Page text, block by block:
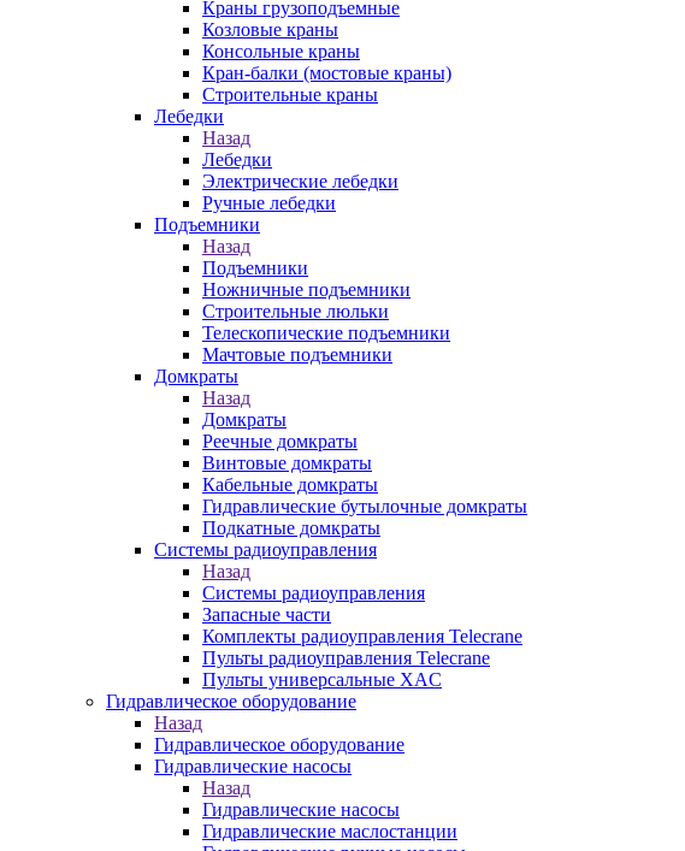
Краны грузоподъемные
Козловые краны
Консольные краны
Кран-балки (мостовые краны)
Строительные краны
Лебедки
Назад
Лебедки
Электрические лебедки
Ручные лебедки
Подъемники
Назад
Подъемники
Ножничные подъемники
Строительные люльки
Телескопические подъемники
Мачтовые подъемники
Домкраты
Назад
Домкраты
Реечные домкраты
Винтовые домкраты
Кабельные домкраты
Гидравлические бутылочные домкраты
Подкатные домкраты
Системы радиоуправления
Назад
Системы радиоуправления
Запасные части
Комплекты радиоуправления Telecrane
Пульты радиоуправления Telecrane
Пульты универсальные XAC
Гидравлическое оборудование
Назад
Гидравлическое оборудование
Гидравлические насосы
Назад
Гидравлические насосы
Гидравлические маслостанции